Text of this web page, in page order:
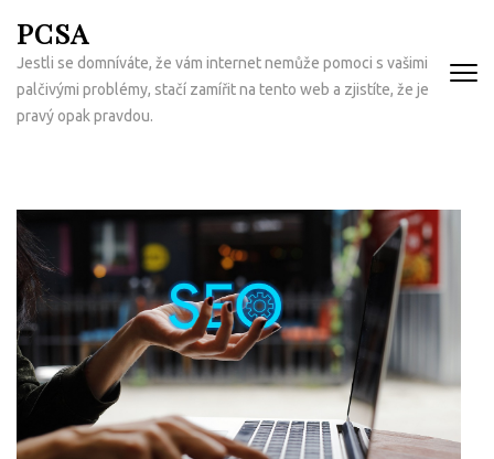
na
obsah
(Enter)
PCSA
Jestli se domníváte, že vám internet nemůže pomoci s vašimi
palčivými problémy, stačí zamířit na tento web a zjistíte, že je
pravý opak pravdou.